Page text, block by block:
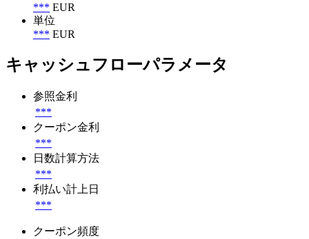
*** EUR
単位
*** EUR
キャッシュフローパラメータ
参照金利
***
クーポン金利
***
日数計算方法
***
利払い計上日
***
クーポン頻度